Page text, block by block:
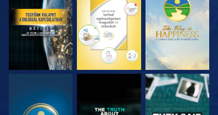
MŰSORNÉZÉS MŰSORNÉZÉS MŰSORNÉZÉS
MŰSORNÉZÉS MŰSORNÉZÉS MŰSORNÉZÉS